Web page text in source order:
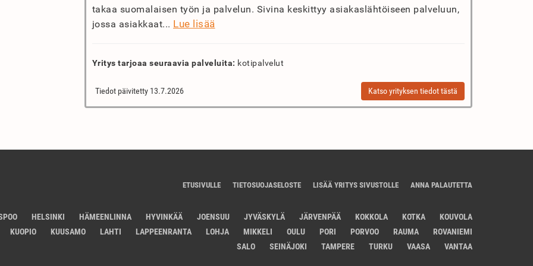
takaa suomalaisen työn ja palvelun. Sivina keskittyy asiakaslähtöiseen palveluun,
jossa asiakkaat... Lue lisää
Yritys tarjoaa seuraavia palveluita: kotipalvelut
Tiedot päivitetty 13.7.2026 Katso yrityksen tiedot tästä
ETUSIVULLE TIETOSUOJASELOSTE LISÄÄ YRITYS SIVUSTOLLE ANNA PALAUTETTA
HELSINKI HÄMEENLINNA HYVINKÄÄ JOENSUU JYVÄSKYLÄ JÄRVENPÄÄ KOKKOLA KOTKA
KOUVOLA
KUOPIO
KUUSAMO LAHTI LAPPEENRANTA LOHJA MIKKELI OULU PORI PORVOO RAUMA
ROVANIEMI
SALO
SEINÄJOKI TAMPERE TURKU VAASA VANTAA